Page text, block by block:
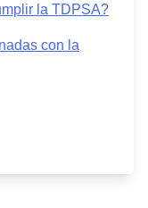
la TDPSA?
con la